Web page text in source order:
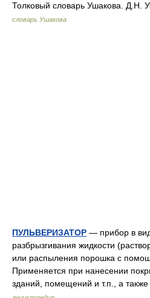
Толковый словарь Ушакова. Д.Н.
словарь Ушакова
ПУЛЬВЕРИЗАТОР — прибор в
разбрызгивания жидкости
или распыления порошка с
Применяется при нанесении
зданий, помещений и т.п., а